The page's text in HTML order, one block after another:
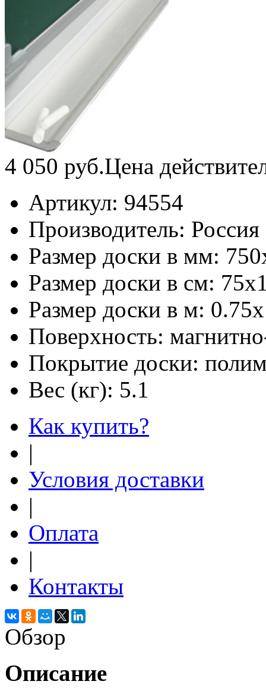
4 050 руб.Цена
Артикул: 94554
Производитель: Россия
Размер доски в мм:
Размер доски в см:
Размер доски в м:
Поверхность:
Покрытие доски:
Вес (кг): 5.1
Как купить?
|
Условия доставки
|
Оплата
|
Контакты
Обзор
Описание